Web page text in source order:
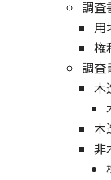
調査
用
権
調査
木
木
非